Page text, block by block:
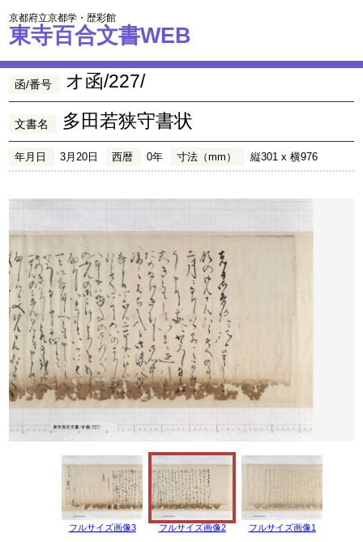
京都府立京都学・歴彩館
東寺百合文書WEB
函/番号 オ函/227/
文書名 多田若狭守書状
年月日 3月20日 西暦 0年 寸法（mm） 縦301 x 横976
フルサイズ画像3 フルサイズ画像2 フルサイズ画像1